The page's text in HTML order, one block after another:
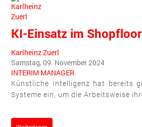
KI-Einsatz im
Karlheinz Zuerl
Samstag, 09. November 2024
INTERIM MANAGER
Künstliche Intelligenz hat bereits
Systeme ein, um die Arbeitsweise